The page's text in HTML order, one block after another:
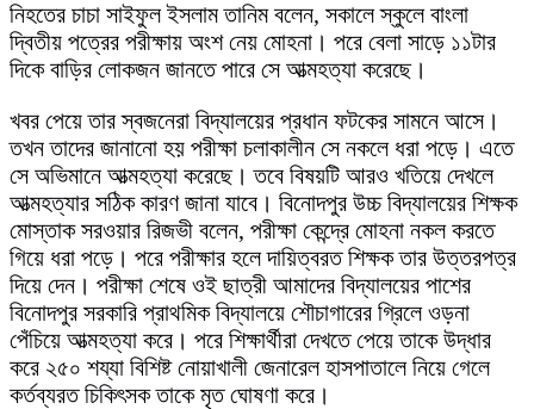
নিহতের চাচা সাইফুল ইসলাম তানিম বলেন, সকালে স্কুলে বাংলা
দ্বিতীয় পত্রের পরীক্ষায় অংশ নেয় মোহনা। পরে বেলা সাড়ে ১১টার
দিকে বাড়ির লোকজন জানতে পারে সে আত্মহত্যা করেছে।
খবর পেয়ে তার স্বজনেরা বিদ্যালয়ের প্রধান ফটকের সামনে আসে।
তখন তাদের জানানো হয় পরীক্ষা চলাকালীন সে নকলে ধরা পড়ে। এতে
সে অভিমানে আত্মহত্যা করেছে। তবে বিষয়টি আরও খতিয়ে দেখলে
আত্মহত্যার সঠিক কারণ জানা যাবে। বিনোদপুর উচ্চ বিদ্যালয়ের শিক্ষক
মোস্তাক সরওয়ার রিজভী বলেন, পরীক্ষা কেন্দ্রে মোহনা নকল করতে
গিয়ে ধরা পড়ে। পরে পরীক্ষার হলে দায়িত্বরত শিক্ষক তার উত্তরপত্র
দিয়ে দেন। পরীক্ষা শেষে ওই ছাত্রী আমাদের বিদ্যালয়ের পাশের
বিনোদপুর সরকারি প্রাথমিক বিদ্যালয়ে শৌচাগারের গ্রিলে ওড়না
পেঁচিয়ে আত্মহত্যা করে। পরে শিক্ষার্থীরা দেখতে পেয়ে তাকে উদ্ধার
করে ২৫০ শয্যা বিশিষ্ট নোয়াখালী জেনারেল হাসপাতালে নিয়ে গেলে
কর্তব্যরত চিকিৎসক তাকে মৃত ঘোষণা করে।